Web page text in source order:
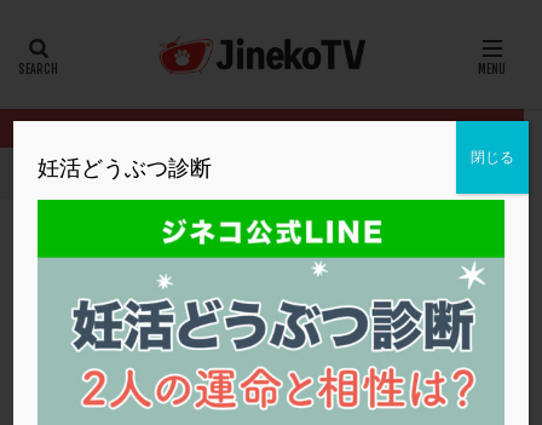
HOME クリニック別
PRPで妊娠率はどれぐらい上がる？
英ウィメンズクリニック PRP療法,着床不全 ,顕微授精, 高齢
英ウィメンズクリニック
妊活どうぶつ診断 閉じる
2個移植
3個移植 40代 AID
AMH
ART BMI CD138 DC胚
DFI
DHEA
E2 EMMA
EndomeTRIO検査
ERA
ERA検査 ERPeak FSH
FST
FTカテーテル
hCG IMSI
L-カルニチン
LH
LUF MD-TESE MRワクチン
MTHFR